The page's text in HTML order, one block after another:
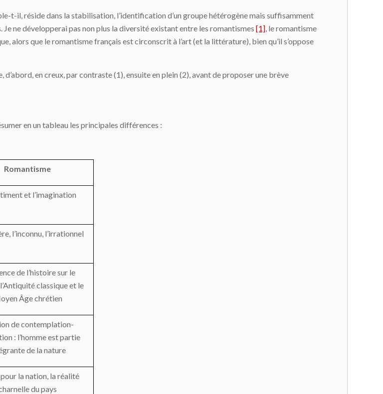
t-il, réside dans la stabilisation, l’identification d’un groupe hétérogène mais suffisamment
Je ne développerai pas non plus la diversité existant entre les romantismes [1] , le romantisme
alors que le romantisme français est circonscrit à l’art (et la littérature), bien qu’il s’oppose
en creux, par contraste (1), ensuite en plein (2), avant de proposer une brève
en un tableau les principales différences :
Romantisme
et l’imagination
l’inconnu, l’irrationnel
de l’histoire sur le
classique et le
Âge chrétien
de contemplation-
: l’homme est partie
de la nature
la nation, la réalité
du pays